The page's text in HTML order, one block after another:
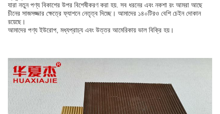
যারা নতুন পণ্য বিকাশের উপর বিশেষীকরণ করা হয়. সব ধরনের এবং নকশা রং আমরা আছে
চীনের সাজসজ্জার ক্ষেত্রে ফ্যাশনে নেতৃত্ব দিচ্ছে। আমাদের ১৪০টিরও বেশি চেইন দোকান
রয়েছে।
আমাদের পণ্য ইউরোপ, মধ্যপ্রাচ্য এবং উত্তর আমেরিকায় ভাল বিক্রি হয়।